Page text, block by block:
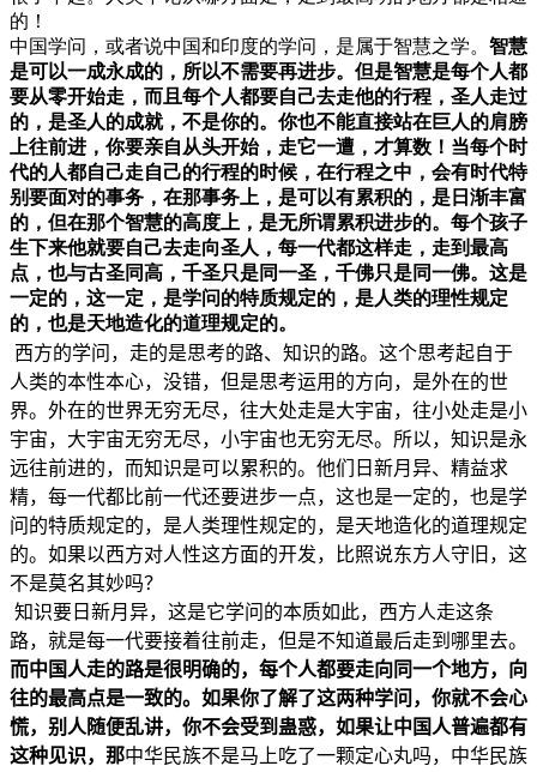
的！
中国学问，或者说中国和印度的学问，是属于智慧之学。 智慧
是可以一成永成的，所以不需要再进步。但是智慧是每个人都
要从零开始走，而且每个人都要自己去走他的行程，圣人走过
的，是圣人的成就，不是你的。你也不能直接站在巨人的肩膀
上往前进，你要亲自从头开始，走它一遭，才算数！当每个时
代的人都自己走自己的行程的时候，在行程之中，会有时代特
别要面对的事务，在那事务上，是可以有累积的，是日渐丰富
的，但在那个智慧的高度上，是无所谓累积进步的。每个孩子
生下来他就要自己去走向圣人，每一代都这样走，走到最高
点，也与古圣同高，千圣只是同一圣，千佛只是同一佛。这是
一定的，这一定，是学问的特质规定的，是人类的理性规定
的，也是天地造化的道理规定的。
西方的学问，走的是思考的路、知识的路。这个思考起自于
人类的本性本心，没错，但是思考运用的方向，是外在的世
界。外在的世界无穷无尽，往大处走是大宇宙，往小处走是小
宇宙，大宇宙无穷无尽，小宇宙也无穷无尽。所以，知识是永
远往前进的，而知识是可以累积的。他们日新月异、精益求
精，每一代都比前一代还要进步一点，这也是一定的，也是学
问的特质规定的，是人类理性规定的，是天地造化的道理规定
的。如果以西方对人性这方面的开发，比照说东方人守旧，这
不是莫名其妙吗？
知识要日新月异，这是它学问的本质如此，西方人走这条
路，就是每一代要接着往前走，但是不知道最后走到哪里去。
而中国人走的路是很明确的，每个人都要走向同一个地方，向
往的最高点是一致的。如果你了解了这两种学问，你就不会心
慌，别人随便乱讲，你不会受到蛊惑，如果让中国人普遍都有
这种见识，那中华民族不是马上吃了一颗定心丸吗，中华民族